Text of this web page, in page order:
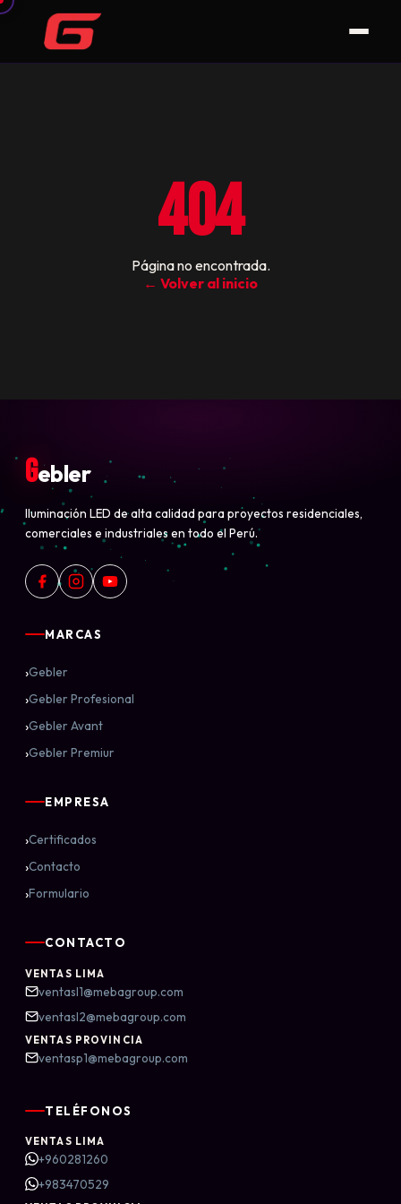
404
Página no encontrada.
← Volver al inicio
Gebler
Iluminación LED de alta calidad para proyectos residenciales,
comerciales e industriales en todo el Perú.
MARCAS
›Gebler
›Gebler Profesional
›Gebler Avant
›Gebler Premiur
EMPRESA
›Certificados
›Contacto
›Formulario
CONTACTO
VENTAS LIMA
ventasl1@mebagroup.com
ventasl2@mebagroup.com
VENTAS PROVINCIA
ventasp1@mebagroup.com
TELÉFONOS
VENTAS LIMA
+960281260
+983470529